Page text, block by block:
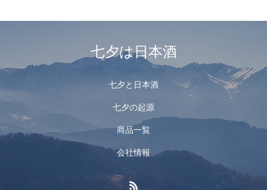
七夕は日本酒
七夕と日本酒
七夕の起源
商品一覧
会社情報